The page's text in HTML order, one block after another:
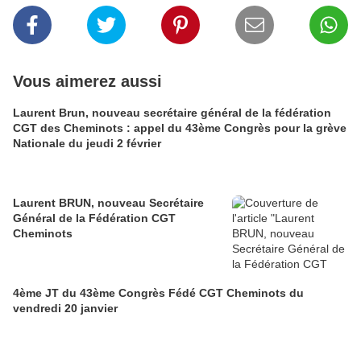
Vous aimerez aussi
Laurent Brun, nouveau secrétaire général de la fédération
CGT des Cheminots : appel du 43ème Congrès pour la grève
Nationale du jeudi 2 février
Laurent BRUN, nouveau Secrétaire
Général de la Fédération CGT
Cheminots
4ème JT du 43ème Congrès Fédé CGT Cheminots du
vendredi 20 janvier